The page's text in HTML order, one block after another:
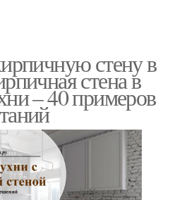
стену в
стена в
– 40 примеров